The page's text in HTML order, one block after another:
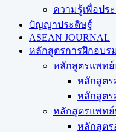
ความรู้เพื่อปร
ปัญญาประดิษฐ์
ASEAN JOURNAL
หลักสูตรการฝึกอบรม
หลักสูตรแพทย์
หลักสูต
หลักสูต
หลักสูตรแพทย์
หลักสูต